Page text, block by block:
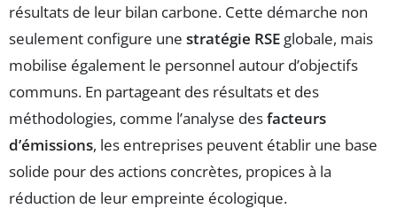
résultats de leur bilan carbone. Cette démarche non
seulement configure une stratégie RSE globale, mais
mobilise également le personnel autour d’objectifs
communs. En partageant des résultats et des
méthodologies, comme l’analyse desfacteurs
d’émissions, les entreprises peuvent établir une base
solide pour des actions concrètes, propices à la
réduction de leur empreinte écologique.